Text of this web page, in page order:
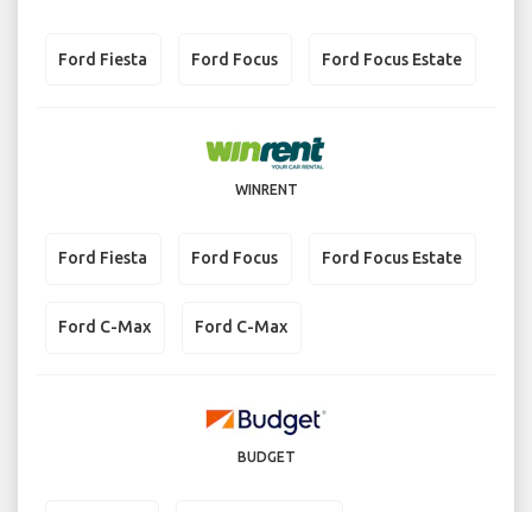
Ford Fiesta Ford Focus Ford Focus Estate
WINRENT
Ford Fiesta Ford Focus Ford Focus Estate
Ford C-Max Ford C-Max
BUDGET